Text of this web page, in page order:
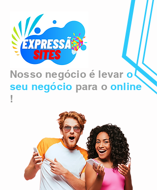
Nosso negócio é levar o
seu negócio para o online
!